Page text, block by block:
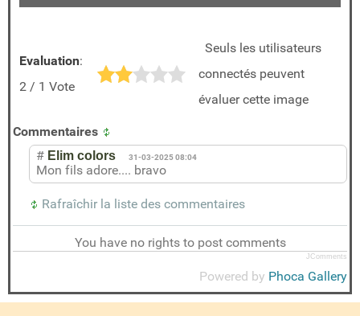
Evaluation:
2 / 1 Vote
Seuls les utilisateurs
connectés peuvent
évaluer cette image
Commentaires
# Elim colors 31-03-2025 08:04
Mon fils adore.... bravo
Rafraîchir la liste des commentaires
You have no rights to post comments
JComments
Powered by Phoca Gallery